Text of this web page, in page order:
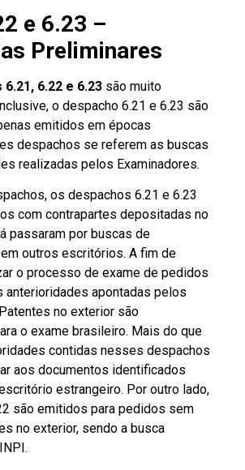
e 6.23 –
Preliminares
6.22 e 6.23 são muito
o despacho 6.21 e 6.23 são
emitidos em épocas
despachos se referem as buscas
realizadas pelos Examinadores.
os despachos 6.21 e 6.23
com contrapartes depositadas no
passaram por buscas de
outros escritórios. A fim de
o processo de exame de pedidos
anterioridades apontadas pelos
no exterior são
o exame brasileiro. Mais do que
contidas nesses despachos
aos documentos identificados
estrangeiro. Por outro lado,
são emitidos para pedidos sem
no exterior, sendo a busca